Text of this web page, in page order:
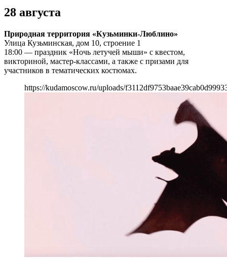
28 августа
Природная территория «Кузьминки-Люблино»
Улица Кузьминская, дом 10, строение 1
18:00 — праздник «Ночь летучей мыши» с квестом,
викториной, мастер-классами, а также с призами для
участников в тематических костюмах.
https://kudamoscow.ru/uploads/